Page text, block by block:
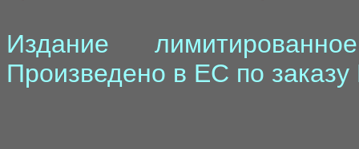
Издание
Произведено в ЕС по